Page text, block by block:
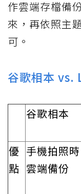
作雲端存檔備
來，再依照主
可。
谷歌相本 vs.
谷歌相本
優
點
手機拍照
雲端備份